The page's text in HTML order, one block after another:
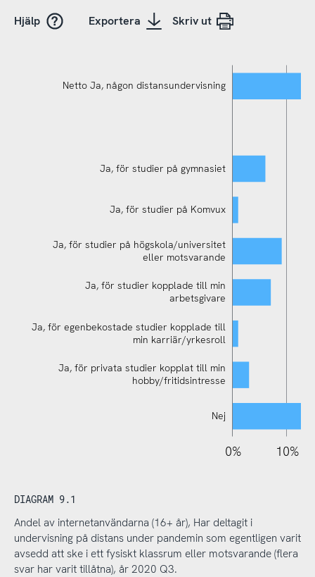
Hjälp Exportera Skriv ut
Ja, för egenbekostade studier kopplade till
min karriär/yrkesroll
Netto Ja, någon distansundervisning
Ja, för studier på gymnasiet
Ja, för studier på Komvux
Ja, för studier på högskola/universitet
eller motsvarande
Ja, för studier kopplade till min
arbetsgivare
Ja, för egenbekostade studier kopplade till
min karriär/yrkesroll
Ja, för privata studier kopplat till min
hobby/fritidsintresse
Nej
110% 10%
0%
-10%
-20%
DIAGRAM 9.1
Andel av internetanvändarna (16+ år), Har deltagit i
undervisning på distans under pandemin som egentligen varit
avsedd att ske i ett fysiskt klassrum eller motsvarande (flera
svar har varit tillåtna), år 2020 Q3.